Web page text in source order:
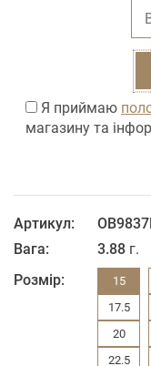
Я приймаю
магазину та
Артикул:
Вага:
3.88 г.
Розмір:
15
17.5
20
22.5